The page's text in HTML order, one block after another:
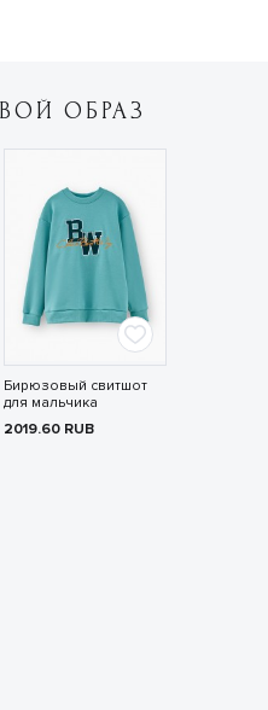
ОБРАЗ
Бирюзовый свитшот
для мальчика
2019.60 RUB